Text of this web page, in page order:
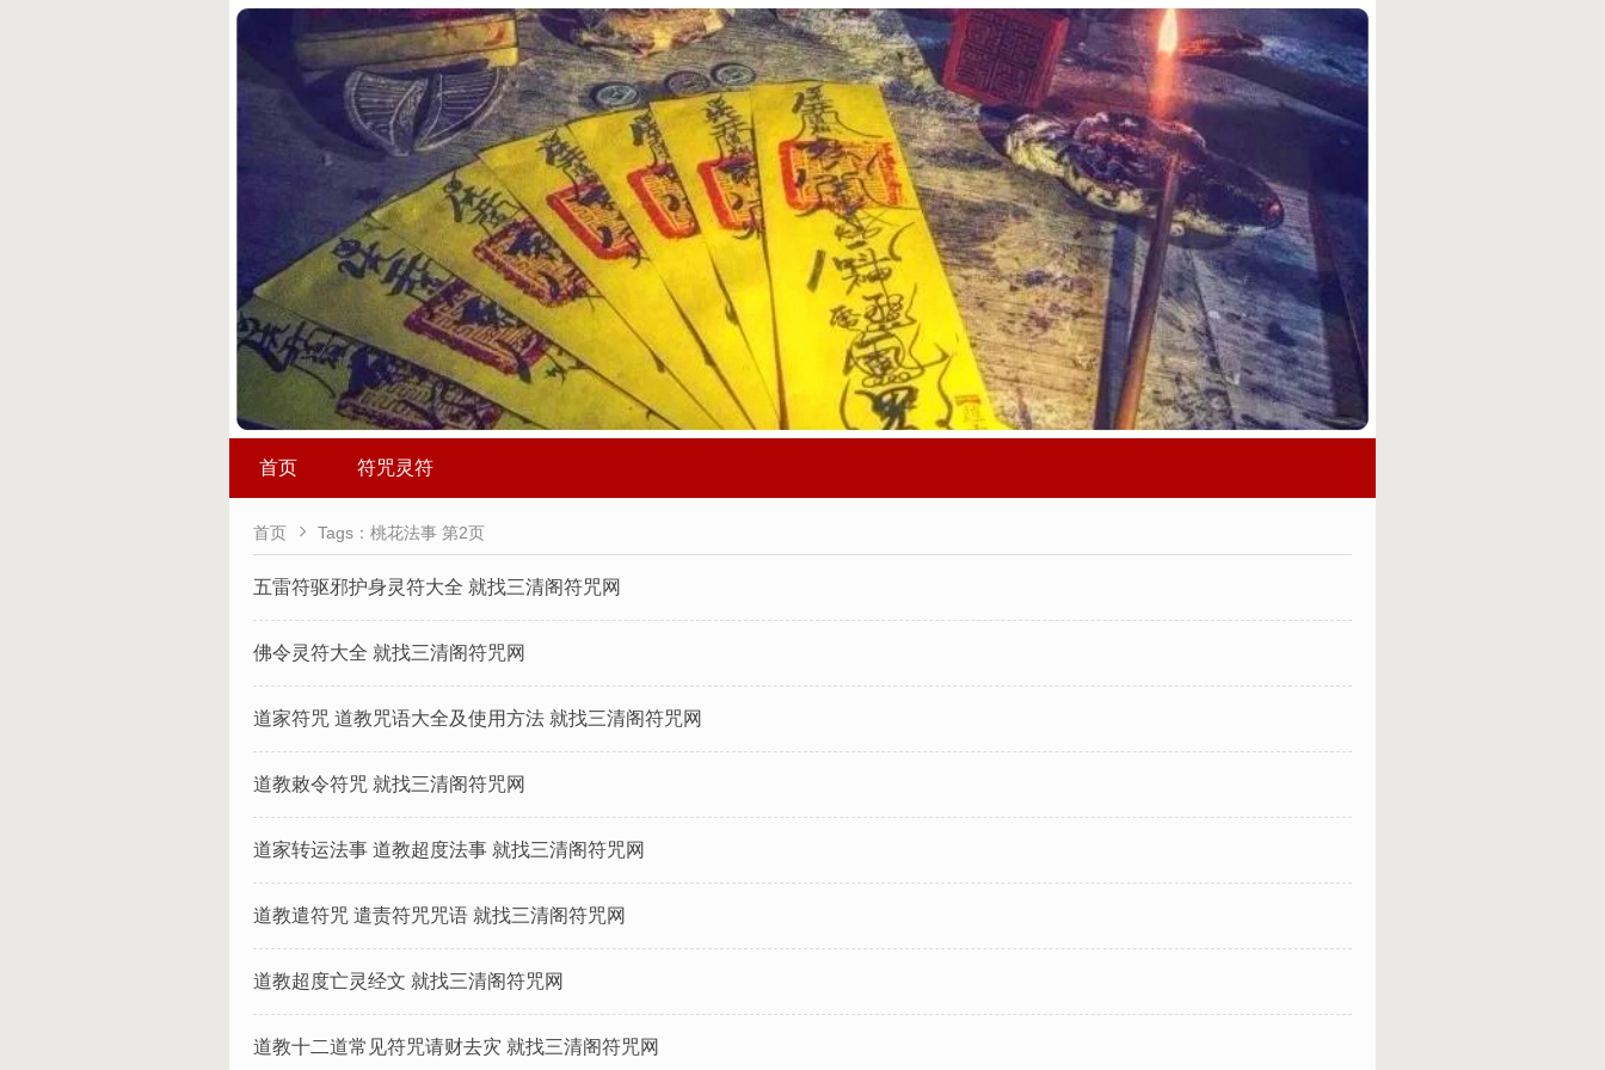
首页 符咒灵符
首页  Tags：桃花法事 第2页
五雷符驱邪护身灵符大全 就找三清阁符咒网
佛令灵符大全 就找三清阁符咒网
道家符咒 道教咒语大全及使用方法 就找三清阁符咒网
道教敕令符咒 就找三清阁符咒网
道家转运法事 道教超度法事 就找三清阁符咒网
道教遣符咒 遣责符咒咒语 就找三清阁符咒网
道教超度亡灵经文 就找三清阁符咒网
道教十二道常见符咒请财去灾 就找三清阁符咒网